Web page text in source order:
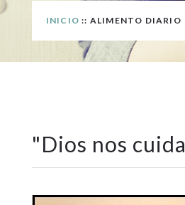
INICIO :: ALIMENTO DIARIO
"Dios nos cuida